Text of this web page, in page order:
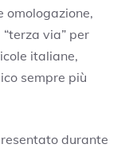
omologazione,
via” per
italiane,
sempre più
durante